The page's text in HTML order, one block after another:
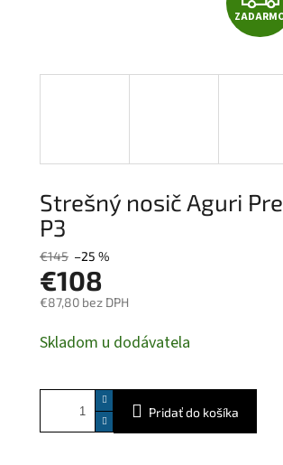
Strešný nosič Aguri
P3
€145 –25 %
€108
€87,80 bez DPH
cena:
Skladom u dodávatela
Pridať do košíka